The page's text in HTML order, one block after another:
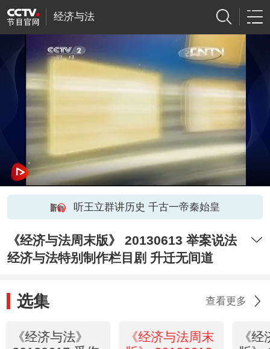
经济与法
听王立群讲历史 千古一帝秦始皇
《经济与法周末版》 20130613 举案说法
经济与法特别制作栏目剧 升迁无间道
选集 查看更多
《经济与法》
《经济与法周末
《